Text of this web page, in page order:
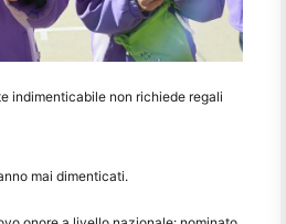
indimenticabile non richiede regali
mai dimenticati.